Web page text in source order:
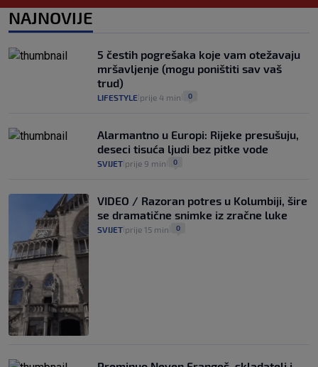
VIJESTI 3. kol. 2
rajčica košta deset eura: "Nećete ih
vidjeti na akcijama u trgovinama"
VIJESTI 3. kol.| 8
NAJNOVIJE
5 čestih pogrešaka koje vam otežavaju
mršavljenje (mogu poništiti sav vaš
trud)
LIFESTYLE prije 4 min 0
Alarmantno u Europi: Rijeke presušuju,
deseci tisuća ljudi bez pitke vode
SVIJET prije 9 min 0
VIDEO / Razoran potres u Kolumbiji, šire
se dramatične snimke iz zračne luke
SVIJET prije 15 min 0